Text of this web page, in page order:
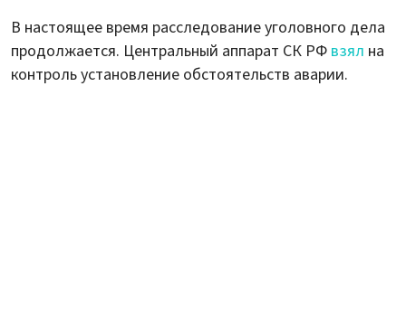
В настоящее время расследование уголовного дела
продолжается. Центральный аппарат СК РФ взял на
контроль установление обстоятельств аварии.